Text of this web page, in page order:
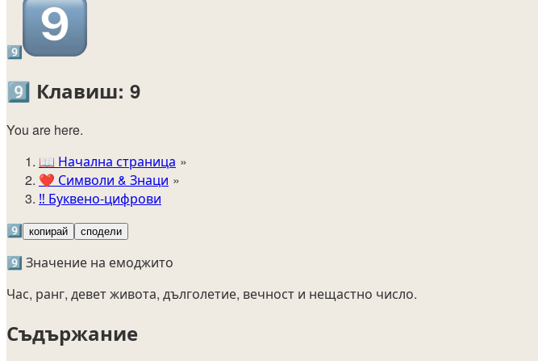
9️⃣
9️⃣ Клавиш: 9
You are here.
📖 Начална страница
❤️ Символи & Знаци
‼️ Буквено-цифрови
9️⃣ копирай сподели
9️⃣ Значение на емоджито
Час, ранг, девет живота, дълголетие, вечност и нещастно число.
Съдържание